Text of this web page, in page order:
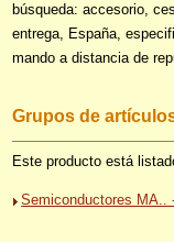
búsqueda: accesorio,
entrega, España,
mando a distancia de
Grupos de
Este producto está
Semiconductores MA.. -